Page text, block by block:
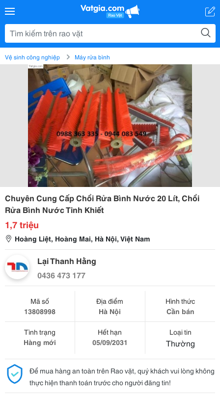
Vệ sinh công nghiệp Máy rửa bình
Chuyên Cung Cấp Chổi Rửa Bình Nước 20 Lít, Chổi
Rửa Bình Nước Tinh Khiết
1,7 triệu
Hoàng Liệt, Hoàng Mai, Hà Nội, Việt Nam
Lại Thanh Hằng
0436 473 177
Mã số
13808998
Địa điểm
Hà Nội
Hình thức
Cần bán
Tình trạng
Hàng mới
Hết hạn
05/09/2031
Loại tin
Thường
Để mua hàng an toàn trên Rao vặt, quý khách vui lòng không
thực hiện thanh toán trước cho người đăng tin!